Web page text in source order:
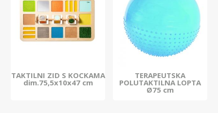
TAKTILNI ZID S KOCKAMA
dim.75,5x10x47 cm
TERAPEUTSKA
POLUTAKTILNA LOPTA
Ø75 cm